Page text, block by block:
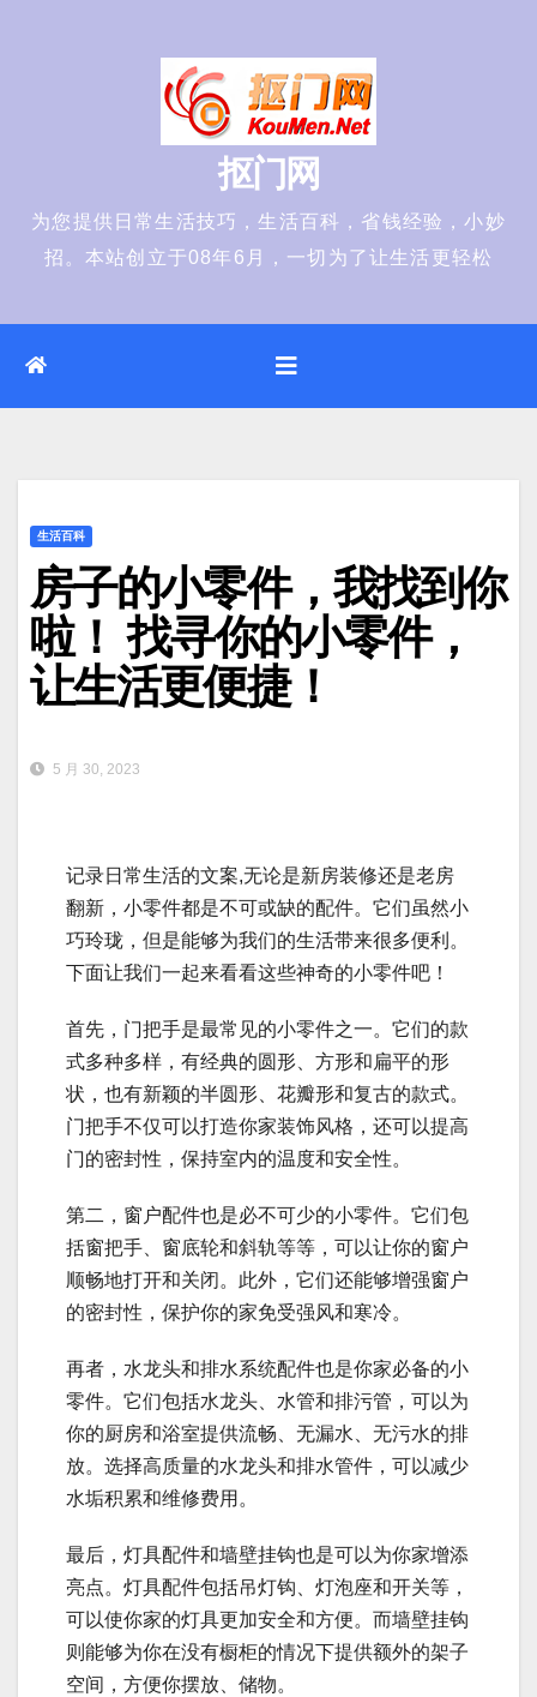
抠门网
为您提供日常生活技巧，生活百科，省钱经验，小妙
招。本站创立于08年6月，一切为了让生活更轻松
生活百科
房子的小零件，我找到你
啦！ 找寻你的小零件，
让生活更便捷！
5 月 30, 2023
记录日常生活的文案,无论是新房装修还是老房
翻新，小零件都是不可或缺的配件。它们虽然小
巧玲珑，但是能够为我们的生活带来很多便利。
下面让我们一起来看看这些神奇的小零件吧！
首先，门把手是最常见的小零件之一。它们的款
式多种多样，有经典的圆形、方形和扁平的形
状，也有新颖的半圆形、花瓣形和复古的款式。
门把手不仅可以打造你家装饰风格，还可以提高
门的密封性，保持室内的温度和安全性。
第二，窗户配件也是必不可少的小零件。它们包
括窗把手、窗底轮和斜轨等等，可以让你的窗户
顺畅地打开和关闭。此外，它们还能够增强窗户
的密封性，保护你的家免受强风和寒冷。
再者，水龙头和排水系统配件也是你家必备的小
零件。它们包括水龙头、水管和排污管，可以为
你的厨房和浴室提供流畅、无漏水、无污水的排
放。选择高质量的水龙头和排水管件，可以减少
水垢积累和维修费用。
最后，灯具配件和墙壁挂钩也是可以为你家增添
亮点。灯具配件包括吊灯钩、灯泡座和开关等，
可以使你家的灯具更加安全和方便。而墙壁挂钩
则能够为你在没有橱柜的情况下提供额外的架子
空间，方便你摆放、储物。